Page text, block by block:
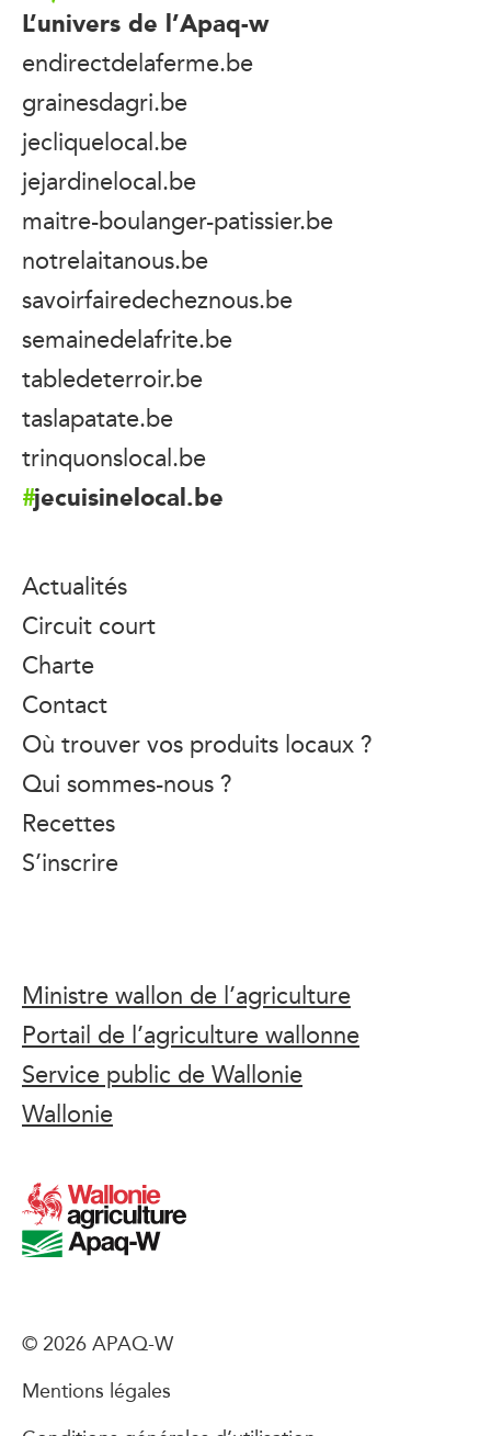
L’univers de l’Apaq-w
endirectdelaferme.be
grainesdagri.be
jecliquelocal.be
jejardinelocal.be
maitre-boulanger-patissier.be
notrelaitanous.be
savoirfairedecheznous.be
semainedelafrite.be
tabledeterroir.be
taslapatate.be
trinquonslocal.be
jecuisinelocal.be
Actualités
Circuit court
Charte
Contact
Où trouver vos produits locaux ?
Qui sommes-nous ?
Recettes
S’inscrire
Ministre wallon de l’agriculture
Portail de l’agriculture wallonne
Service public de Wallonie
Wallonie
© 2026 APAQ-W
Mentions légales